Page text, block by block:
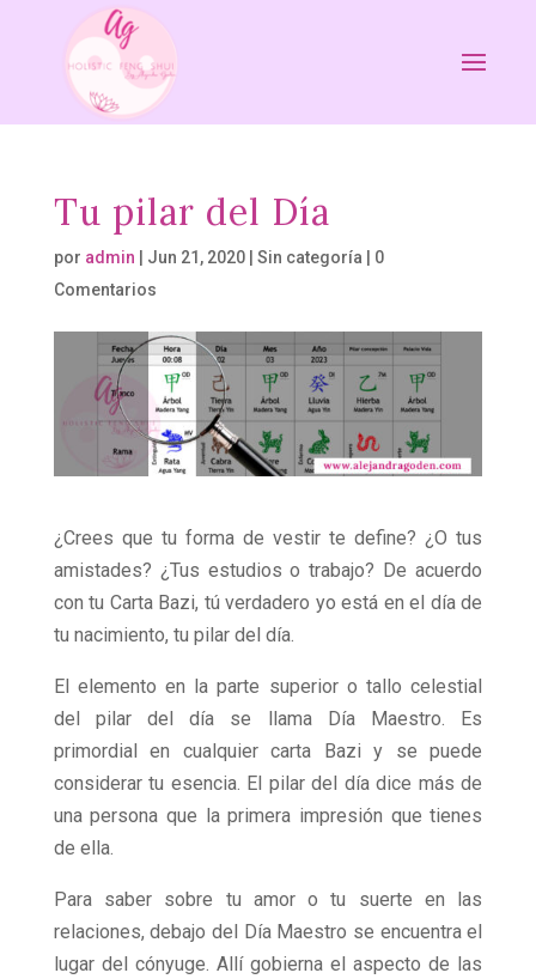
Tu pilar del Día
por admin | Jun 21, 2020| Sin categoría | 0
Comentarios
¿Crees que tu forma de vestir te define? ¿O tus
amistades? ¿Tus estudios o trabajo? De acuerdo
con tu Carta Bazi, tú verdadero yo está en el día de
tu nacimiento, tu pilar del día.
El elemento en la parte superior o tallo celestial
del pilar del día se llama Día Maestro. Es
primordial en cualquier carta Bazi y se puede
considerar tu esencia. El pilar del día dice más de
una persona que la primera impresión que tienes
de ella.
Para saber sobre tu amor o tu suerte en las
relaciones, debajo del Día Maestro se encuentra el
lugar del cónyuge. Allí gobierna el aspecto de las